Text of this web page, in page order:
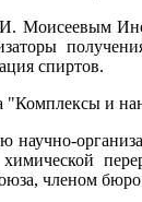
Моисеевым
спиртов.
и
членом